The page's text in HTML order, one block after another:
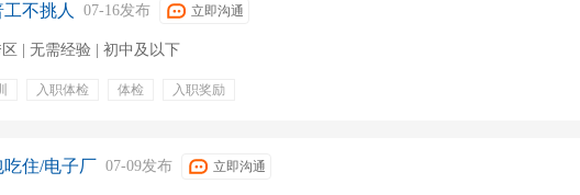
不挑人 07-16发布 立即沟通
区 | 无需经验 | 初中及以下
入职体检 体检 入职奖励
吃住/电子厂 07-09发布 立即沟通